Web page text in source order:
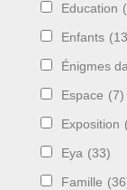
Education
Enfants
Énigmes
Espace (7)
Exposition
Eya (33)
Famille